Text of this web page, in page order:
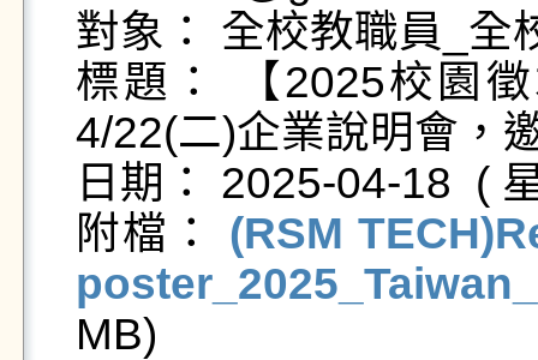
對象： 全校教職員_全
標題： 【2025校園
4/22(二)企業說明會，
日期： 2025-04-18  (
附檔： (RSM
MB)